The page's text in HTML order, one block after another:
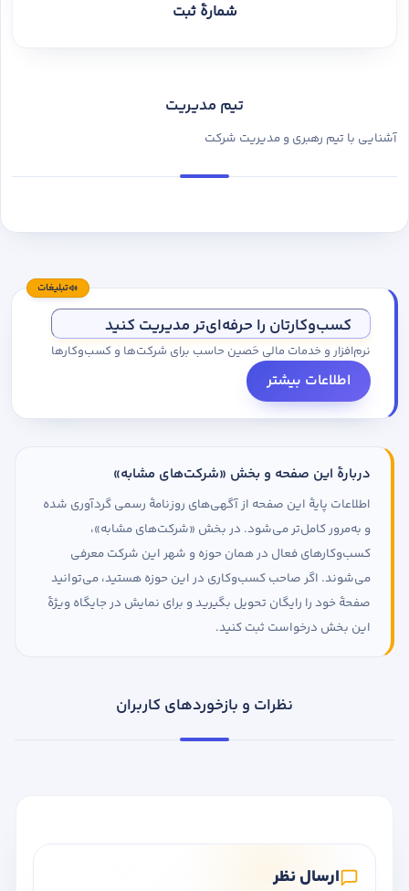
شمارهٔ ثبت
تیم مدیریت
آشنایی با تیم رهبری و مدیریت شرکت
تبلیغات
کسب‌وکارتان را حرفه‌ای‌تر مدیریت کنید
نرم‌افزار و خدمات مالی حَصین حاسب برای شرکت‌ها و کسب‌وکارها
اطلاعات بیشتر
دربارهٔ این صفحه و بخش «شرکت‌های مشابه»
اطلاعات پایهٔ این صفحه از آگهی‌های روزنامهٔ رسمی گردآوری شده
و به‌مرور کامل‌تر می‌شود. در بخش «شرکت‌های مشابه»،
کسب‌وکارهای فعال در همان حوزه و شهر این شرکت معرفی
می‌شوند. اگر صاحب کسب‌وکاری در این حوزه هستید، می‌توانید
صفحهٔ خود را رایگان تحویل بگیرید و برای نمایش در جایگاه ویژهٔ
این بخش درخواست ثبت کنید.
نظرات و بازخوردهای کاربران
ارسال نظر